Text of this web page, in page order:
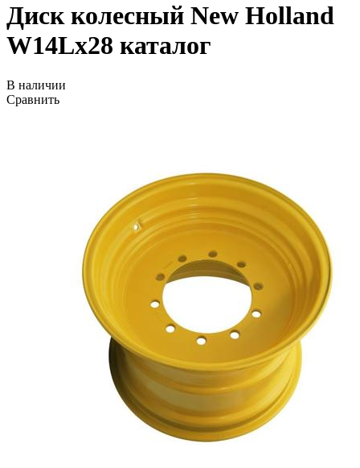
Диск колесный New Holland
W14Lx28 каталог
В наличии
Сравнить